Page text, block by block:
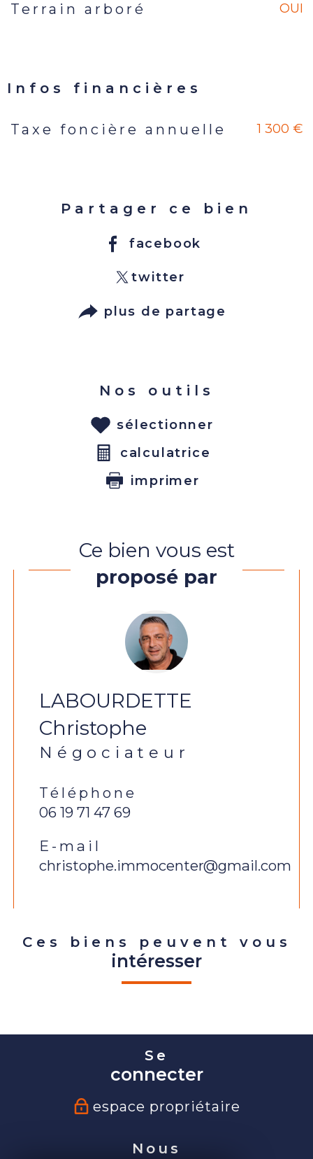
Terrain arboré OUI
Infos financières
Caractéristiques Valeurs
Taxe foncière annuelle 1 300 €
Partager ce bien
facebook
twitter
plus de partage
Nos outils
sélectionner
calculatrice
imprimer
Ce bien vous est
proposé par
LABOURDETTE
Christophe
Négociateur
Téléphone
06 19 71 47 69
E-mail
christophe.immocenter@gmail.com
Ces biens peuvent vous
intéresser
Se
connecter
espace propriétaire
Nous